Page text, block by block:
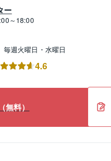
ー
～18:00
毎週火曜日・水曜日
4.6
無料）